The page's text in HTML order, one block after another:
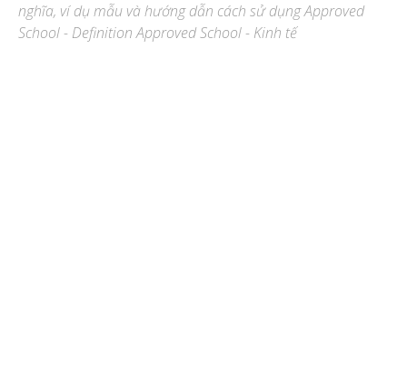
nghĩa, ví dụ mẫu và hướng dẫn cách sử dụng Approved
School - Definition Approved School - Kinh tế